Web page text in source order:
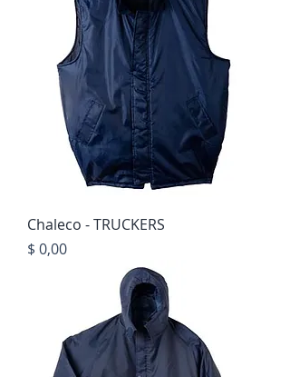
Chaleco - TRUCKERS
Precio
$ 0,00